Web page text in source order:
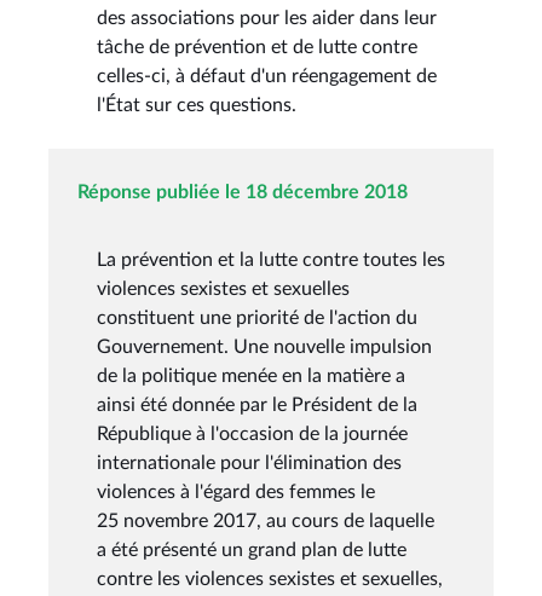
des associations pour les aider dans leur
tâche de prévention et de lutte contre
celles-ci, à défaut d'un réengagement de
l'État sur ces questions.
Réponse publiée le 18 décembre 2018
La prévention et la lutte contre toutes les
violences sexistes et sexuelles
constituent une priorité de l'action du
Gouvernement. Une nouvelle impulsion
de la politique menée en la matière a
ainsi été donnée par le Président de la
République à l'occasion de la journée
internationale pour l'élimination des
violences à l'égard des femmes le
25 novembre 2017, au cours de laquelle
a été présenté un grand plan de lutte
contre les violences sexistes et sexuelles,